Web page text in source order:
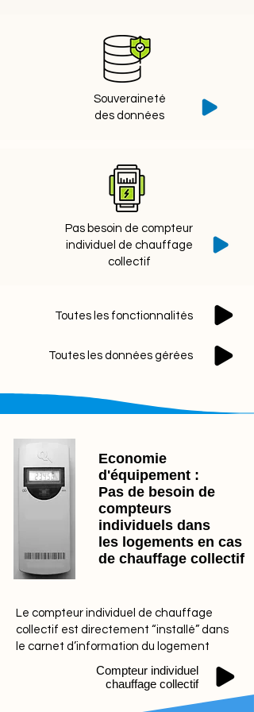
Souveraineté
des données
Pas besoin de compteur
individuel de chauffage
collectif
Toutes les fonctionnalités
Toutes les données gérées
Economie
d'équipement :
Pas de besoin de
compteurs
individuels dans
les logements en cas
de chauffage collectif
Le compteur individuel de chauffage
collectif est directement “installé” dans
le carnet d’information du logement
Compteur individuel
chauffage collectif